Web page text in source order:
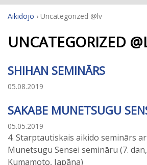
Aikidojo › Uncategorized @lv
UNCATEGORIZED
SHIHAN SEMINĀRS
05.08.2019
SAKABE MUNETSUGU
05.05.2019
4. Starptautiskais aikido seminārs
Munetsugu Sensei semināru (7.
Kumamoto, Japāna)